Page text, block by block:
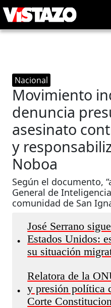
Nacional
Movimiento
denuncia
asesinato
y
Noboa
Según el documento,
General de
comunidad de San
•
José Serrano
Estados Unidos:
su situación
•
Relatora de la
y presión política
Corte